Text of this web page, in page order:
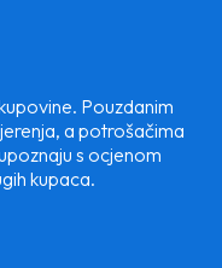
Pouzdanim
a potrošačima
s ocjenom
kupaca.